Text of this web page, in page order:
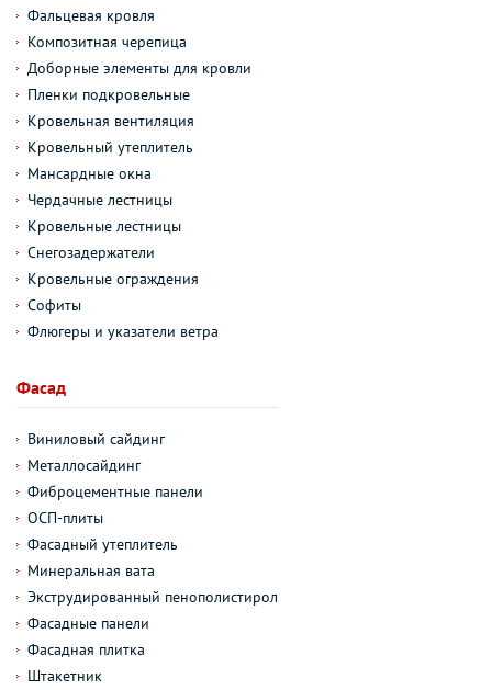
Фальцевая кровля
Композитная черепица
Доборные элементы для кровли
Пленки подкровельные
Кровельная вентиляция
Кровельный утеплитель
Мансардные окна
Чердачные лестницы
Кровельные лестницы
Снегозадержатели
Кровельные ограждения
Софиты
Флюгеры и указатели ветра
Фасад
Виниловый сайдинг
Металлосайдинг
Фиброцементные панели
ОСП-плиты
Фасадный утеплитель
Минеральная вата
Экструдированный пенополистирол
Фасадные панели
Фасадная плитка
Штакетник